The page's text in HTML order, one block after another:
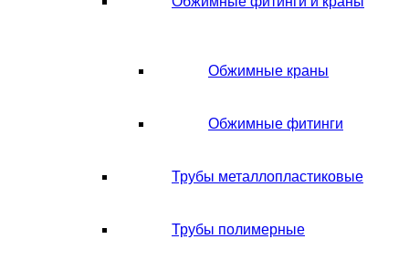
Обжимные краны
Обжимные фитинги
Трубы металлопластиковые
Трубы полимерные